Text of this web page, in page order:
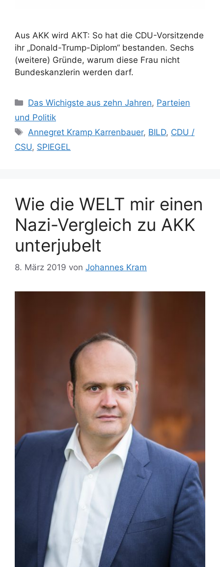
Aus AKK wird AKT: So hat die CDU-Vorsitzende
ihr „Donald-Trump-Diplom“ bestanden. Sechs
(weitere) Gründe, warum diese Frau nicht
Bundeskanzlerin werden darf.
Kategorien
Das Wichigste aus zehn Jahren, Parteien
und Politik
Schlagwörter
Annegret Kramp Karrenbauer, BILD, CDU /
CSU, SPIEGEL
Wie die WELT mir einen
Nazi-Vergleich zu AKK
unterjubelt
8. März 2019 von Johannes Kram